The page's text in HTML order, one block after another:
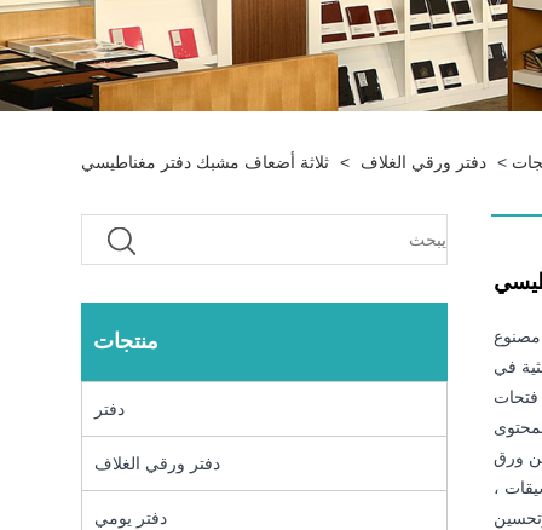
> دفتر ورقي الغلاف > ثلاثة أضعاف مشبك دفتر مغناطيسي
منتجات
دفتر
دفتر ورقي الغلاف
دفتر يومي
مصنوع
في
فتحات
عالي الجودة من 100 قطعة من ورق
،